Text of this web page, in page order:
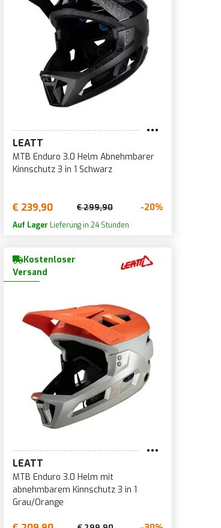
LEATT
MTB Enduro 3.0 Helm Abnehmbarer
Kinnschutz 3 in 1 Schwarz
€ 239,90 € 299,90 -20%
Auf Lager Lieferung in 24 Stunden
Kostenloser
Versand
LEATT
MTB Enduro 3.0 Helm mit
abnehmbarem Kinnschutz 3 in 1
Grau/Orange